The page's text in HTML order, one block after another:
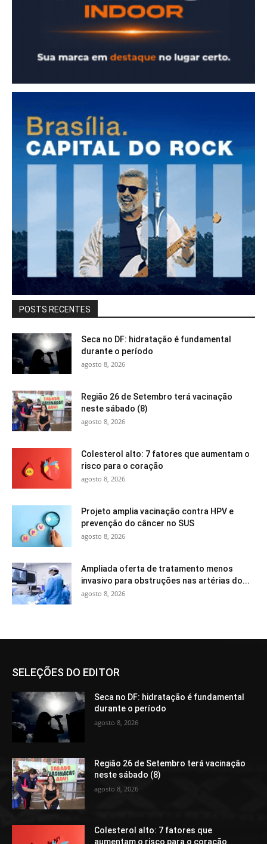
POSTS RECENTES
Seca no DF: hidratação é fundamental
durante o período
agosto 8, 2026
Região 26 de Setembro terá vacinação
neste sábado (8)
agosto 8, 2026
Colesterol alto: 7 fatores que aumentam o
risco para o coração
agosto 8, 2026
Projeto amplia vacinação contra HPV e
prevenção do câncer no SUS
agosto 8, 2026
Ampliada oferta de tratamento menos
invasivo para obstruções nas artérias do...
agosto 8, 2026
SELEÇÕES DO EDITOR
Seca no DF: hidratação é fundamental
durante o período
agosto 8, 2026
Região 26 de Setembro terá vacinação
neste sábado (8)
agosto 8, 2026
Colesterol alto: 7 fatores que
aumentam o risco para o coração